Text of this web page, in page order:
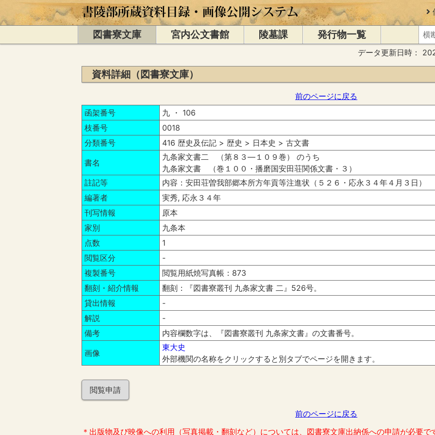
図書寮文庫 宮内公文書館 陵墓課 発行物一覧
データ更新日時：
資料詳細（図書寮文庫）
前のページに戻る
函架番号
九 ・ 106
枝番号
0018
分類番号
416 歴史及伝記 > 歴史 > 日本史 > 古文書
書名
九条家文書二 （第８３―１０９巻） のうち
九条家文書 （巻１００・播磨国安田荘関係文書・３）
註記等
内容：安田荘曽我部郷本所方年貢等注進状（５２６・応永３４年４月３日）
編著者
実秀, 応永３４年
刊写情報
原本
家別
九条本
点数
1
閲覧区分
-
複製番号
閲覧用紙焼写真帳：873
翻刻・紹介情報
翻刻：『図書寮叢刊 九条家文書 二』526号。
貸出情報
-
解説
-
備考
内容欄数字は、『図書寮叢刊 九条家文書』の文書番号。
画像
東大史
外部機関の名称をクリックすると別タブでページを開きます。
閲覧申請
前のページに戻る
＊出版物及び映像への利用（写真掲載・翻刻など）については、図書寮文庫出納係への申請が必要で